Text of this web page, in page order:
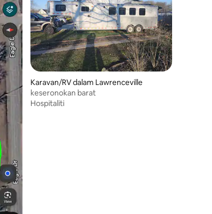
Karavan/RV dalam Lawrenceville
keseronokan barat
Hospitaliti